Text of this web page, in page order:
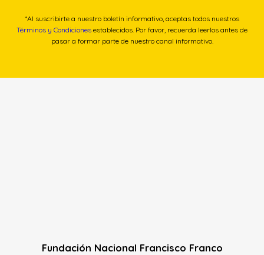
*Al suscribirte a nuestro boletín informativo, aceptas todos nuestros
Términos y Condiciones establecidos. Por favor, recuerda leerlos antes de
pasar a formar parte de nuestro canal informativo.
Fundación Nacional Francisco Franco